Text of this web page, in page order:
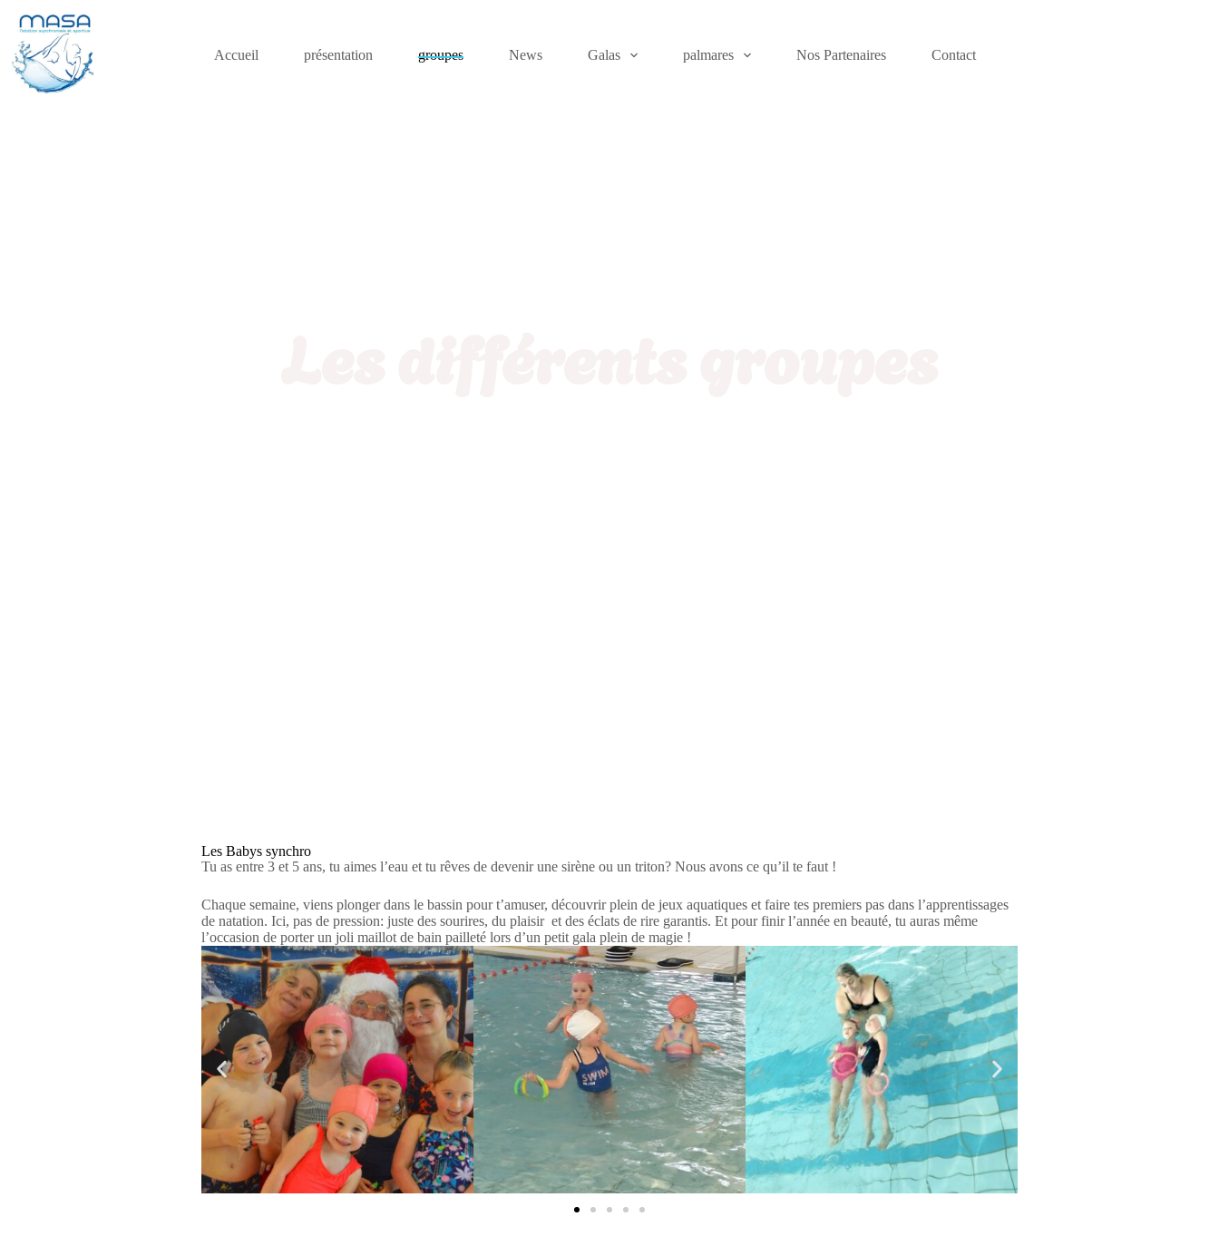
Accueil présentation groupes News Galas palmares Nos Partenaires Contact
Les Babys synchro
Tu as entre 3 et 5 ans, tu aimes l’eau et tu rêves de devenir une sirène ou un triton? Nous avons ce qu’il te faut !
Chaque semaine, viens plonger dans le bassin pour t’amuser, découvrir plein de jeux aquatiques et faire tes premiers pas dans l’apprentissages
de natation. Ici, pas de pression: juste des sourires, du plaisir et des éclats de rire garantis. Et pour finir l’année en beauté, tu auras même
l’occasion de porter un joli maillot de bain pailleté lors d’un petit gala plein de magie !